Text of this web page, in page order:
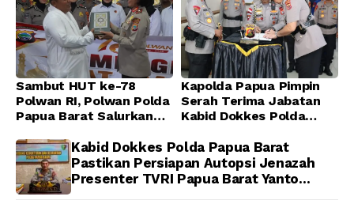
Sambut HUT ke-78
Polwan RI, Polwan Polda
Papua Barat Salurkan
Ibadah Bersama di
Masjid Al-Muhajirin
Kapolda Papua Pimpin
Serah Terima Jabatan
Kabid Dokkes Polda
Kabid Dokkes Polda Papua Barat
Pastikan Persiapan Autopsi Jenazah
Presenter TVRI Papua Barat Yanto